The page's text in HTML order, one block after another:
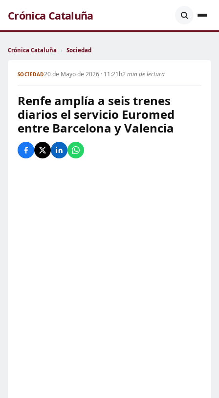
Crónica Cataluña
Crónica Cataluña › Sociedad
SOCIEDAD20 de Mayo de 2026 · 11:21h2 min de lectura
Renfe amplía a seis trenes
diarios el servicio Euromed
entre Barcelona y Valencia